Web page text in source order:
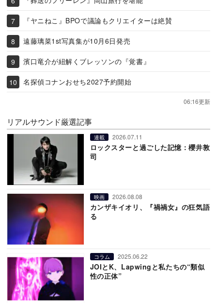
『ヤニねこ』BPOで議論もクリエイターは絶賛
遠藤璃菜1st写真集が10月6日発売
濱口竜介が紐解くブレッソンの『覚書』
名探偵コナンおせち2027予約開始
06:16更新
リアルサウンド厳選記事
連載 2026.07.11
ロックスターと過ごした記憶：櫻井敦
司
映画 2026.08.08
カンザキイオリ、『禍禍女』の狂気語
る
コラム 2025.06.22
JOIとK、Lapwingと私たちの“類似
性の正体”